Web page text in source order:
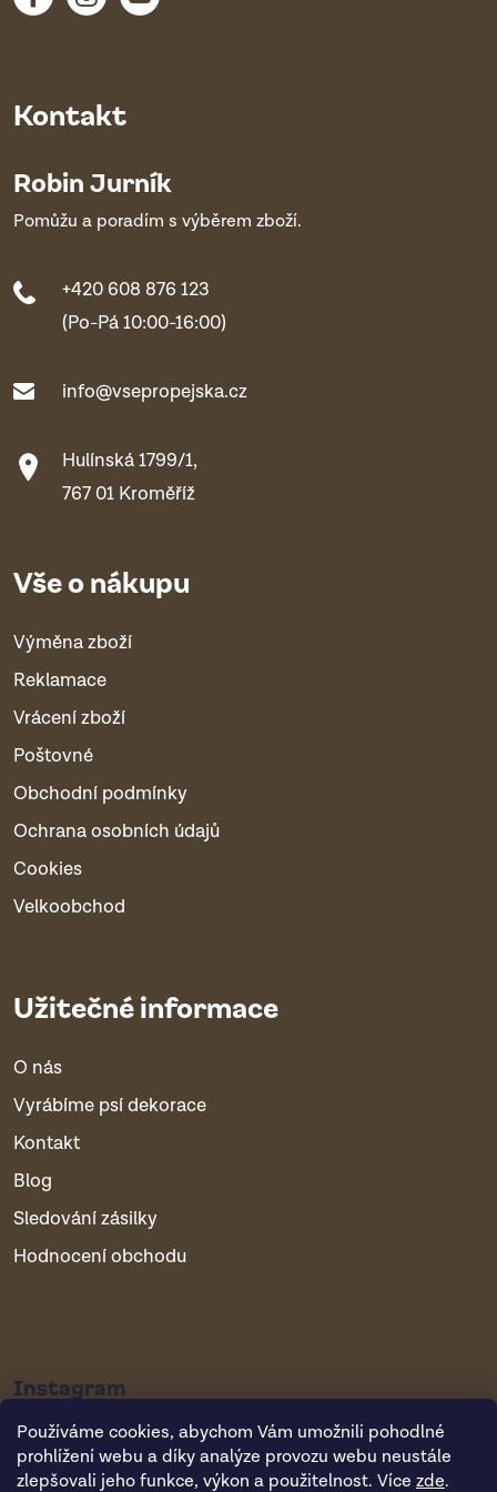
Používáme cookies, abychom Vám umožnili pohodlné
prohlížení webu a díky analýze provozu webu neustále
zlepšovali jeho funkce, výkon a použitelnost. Více zde.
Kontakt
Robin Jurník
Pomůžu a poradím s výběrem zboží.
+420 608 876 123
(Po-Pá 10:00-16:00)
info@vsepropejska.cz
Hulínská 1799/1,
767 01 Kroměříž
Vše o nákupu
Výměna zboží
Reklamace
Vrácení zboží
Poštovné
Obchodní podmínky
Ochrana osobních údajů
Cookies
Velkoobchod
Užitečné informace
O nás
Vyrábíme psí dekorace
Kontakt
Blog
Sledování zásilky
Hodnocení obchodu
Instagram